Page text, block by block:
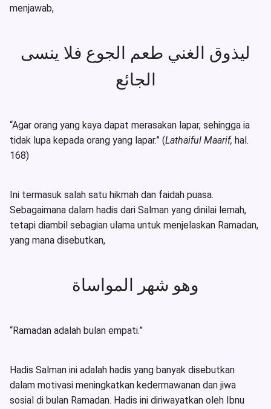
menjawab,
ليذوق الغني طعم الجوع فلا ينسى
الجائع
“Agar orang yang kaya dapat merasakan lapar, sehingga ia
tidak lupa kepada orang yang lapar.” (Lathaiful Maarif, hal.
168)
Ini termasuk salah satu hikmah dan faidah puasa.
Sebagaimana dalam hadis dari Salman yang dinilai lemah,
tetapi diambil sebagian ulama untuk menjelaskan Ramadan,
yang mana disebutkan,
وهو شهر المواساة
“Ramadan adalah bulan empati.”
Hadis Salman ini adalah hadis yang banyak disebutkan
dalam motivasi meningkatkan kedermawanan dan jiwa
sosial di bulan Ramadan. Hadis ini diriwayatkan oleh Ibnu